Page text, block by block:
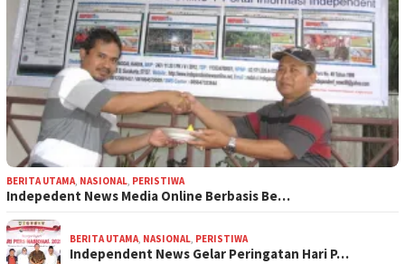
BERITA UTAMA, NASIONAL, PERISTIWA
Indepedent News Media Online Berbasis Be…
BERITA UTAMA, NASIONAL, PERISTIWA
Independent News Gelar Peringatan Hari P…